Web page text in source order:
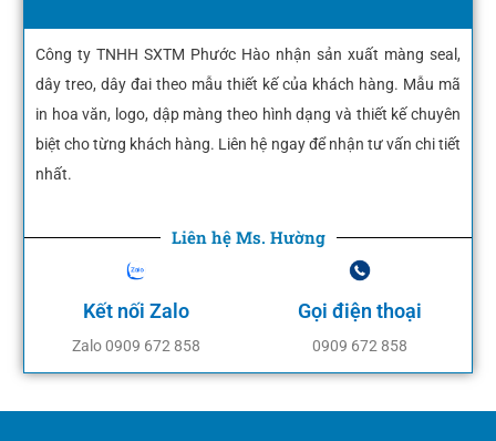
Công ty TNHH SXTM Phước Hào nhận sản xuất màng seal,
dây treo, dây đai theo mẫu thiết kế của khách hàng. Mẫu mã
in hoa văn, logo, dập màng theo hình dạng và thiết kế chuyên
biệt cho từng khách hàng. Liên hệ ngay để nhận tư vấn chi tiết
nhất.
Liên hệ Ms. Hường
Kết nối Zalo
Zalo 0909 672 858
Gọi điện thoại
0909 672 858